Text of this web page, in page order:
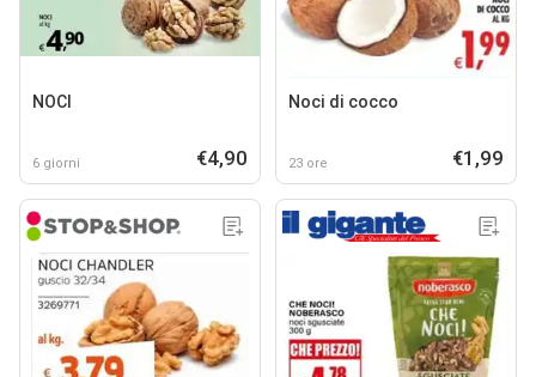
NOCI
6 giorni €4,90
Noci di cocco
23 ore €1,99